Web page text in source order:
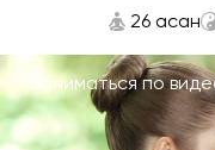
26 асан
Заниматься по